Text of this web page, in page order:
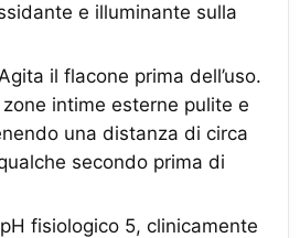
e illuminante sulla
il flacone prima dell’uso.
intime esterne pulite e
una distanza di circa
secondo prima di
fisiologico 5, clinicamente